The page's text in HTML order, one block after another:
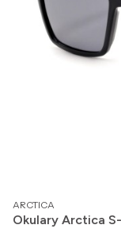
PRODUCENT
ARCTICA
Okulary Arctica